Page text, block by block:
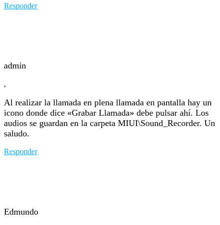
Responder
admin
,
Al realizar la llamada en plena llamada en pantalla hay un
icono donde dice «Grabar Llamada» debe pulsar ahí. Los
audios se guardan en la carpeta MIUI\Sound_Recorder. Un
saludo.
Responder
Edmundo